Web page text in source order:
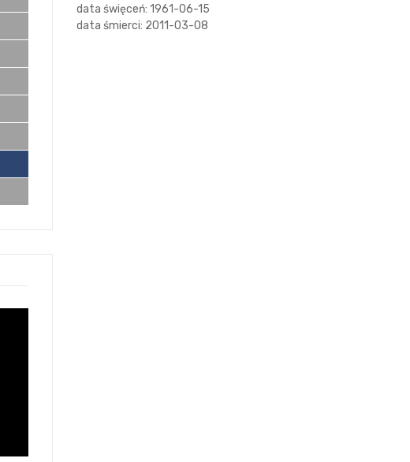
data święceń: 1961-06-15
data śmierci: 2011-03-08